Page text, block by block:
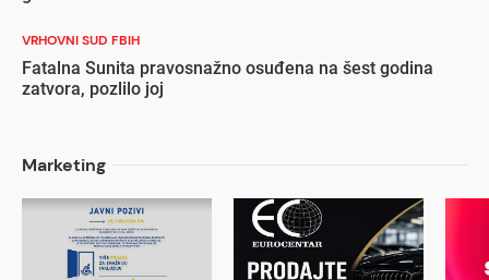
VRHOVNI SUD FBIH
Fatalna Sunita pravosnažno osuđena na šest godina
zatvora, pozlilo joj
Marketing